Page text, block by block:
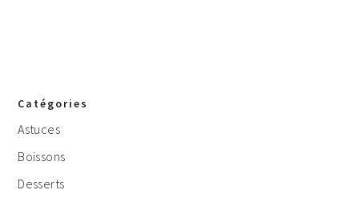
Catégories
Astuces
Boissons
Desserts